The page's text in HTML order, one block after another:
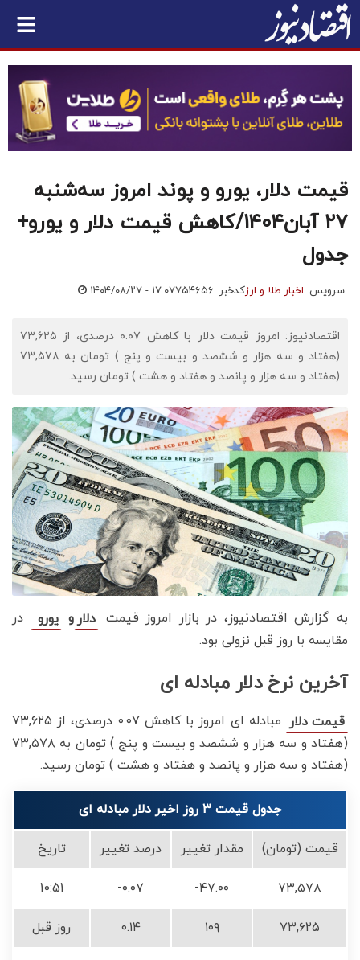
قیمت دلار، یورو و پوند امروز سه‌شنبه
۲۷ آبان1404/کاهش قیمت دلار و یورو+
جدول
سرویس: اخبار طلا و ارزکدخبر: ۷۵۴۶۵۶ ۱۴۰۴/۰۸/۲۷ - ۱۷:۰۷
اقتصادنیوز: امروز قیمت دلار با کاهش ۰.۰۷ درصدی، از ۷۳,۶۲۵
(هفتاد و سه هزار و ششصد و بیست و پنج ) تومان به ۷۳,۵۷۸
(هفتاد و سه هزار و پانصد و هفتاد و هشت ) تومان رسید.
به گزارش اقتصادنیوز، در بازار امروز قیمت دلار و یورو
در
مقایسه با روز قبل نزولی بود.
آخرین نرخ دلار مبادله ای
قیمت دلار
مبادله ای امروز با کاهش ۰.۰۷ درصدی، از ۷۳,۶۲۵
(هفتاد و سه هزار و ششصد و بیست و پنج ) تومان به ۷۳,۵۷۸
(هفتاد و سه هزار و پانصد و هفتاد و هشت ) تومان رسید.
جدول قیمت 3 روز اخیر دلار مبادله ای
قیمت (تومان) مقدار تغییر درصد تغییر تاریخ
۷۳,۵۷۸ -۴۷.۰۰ -۰.۰۷ 10:51
۷۳,۶۲۵ ۱۰۹ ۰.۱۴ روز قبل